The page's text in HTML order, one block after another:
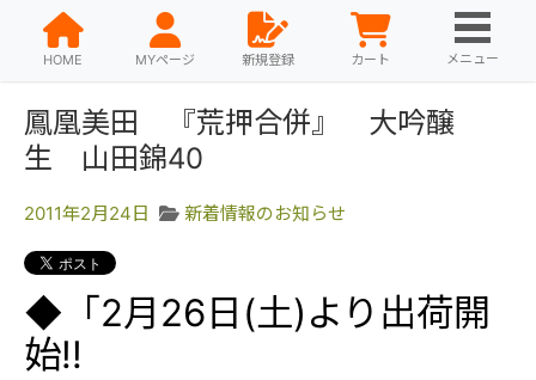
HOME MYページ 新規登録 カート メニュー
鳳凰美田 『荒押合併』 大吟醸
生 山田錦40
2011年2月24日 新着情報のお知らせ
◆「2月26日(土)より出荷開
始!!